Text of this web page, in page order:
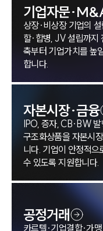
뇌물알선수재죄
부정청탁금지법
군납비리
방위산업
입찰담합
기업자문
상장·비상장 기업의
할·합병, JV 설립까지
축부터 기업가치를 높
합니다.
자본시장·금융
IPO, 증자, CB·BW
구조화상품을 자본시
니다. 기업이 안정적
수 있도록 지원합니다.
공정거래
카르텔·기업결합·가